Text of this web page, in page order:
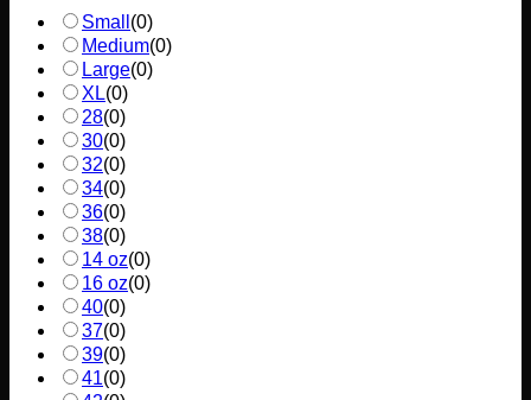
Small (0)
Medium(0)
Large(0)
XL(0)
28(0)
30(0)
32(0)
34(0)
36(0)
38(0)
14 oz(0)
16 oz(0)
40(0)
37(0)
39(0)
41(0)